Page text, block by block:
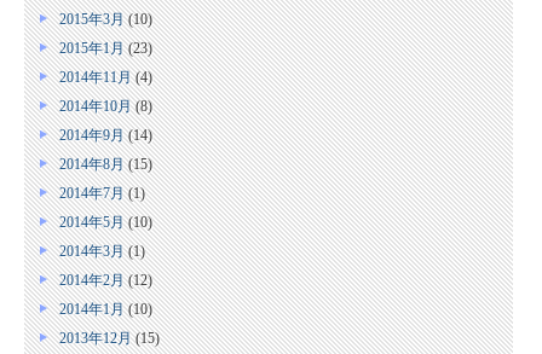
2015年3月(10)
2015年1月(23)
2014年11月(4)
2014年10月(8)
2014年9月(14)
2014年8月(15)
2014年7月(1)
2014年5月(10)
2014年3月(1)
2014年2月(12)
2014年1月(10)
2013年12月(15)